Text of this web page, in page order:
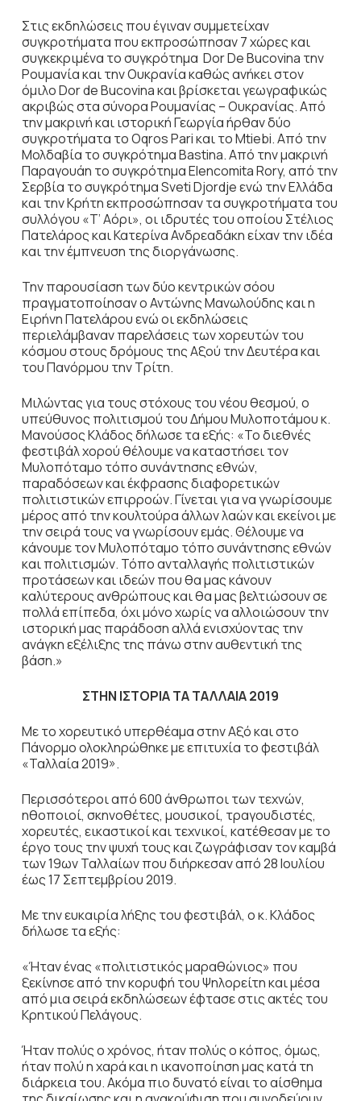
Στις εκδηλώσεις που έγιναν συμμετείχαν
συγκροτήματα που εκπροσώπησαν 7 χώρες και
συγκεκριμένα το συγκρότημα Dor De Bucovina την
Ρουμανία και την Ουκρανία καθώς ανήκει στον
όμιλο Dor de Bucovina και βρίσκεται γεωγραφικώς
ακριβώς στα σύνορα Ρουμανίας – Ουκρανίας. Από
την μακρινή και ιστορική Γεωργία ήρθαν δύο
συγκροτήματα το Oqros Pari και το Mtiebi. Από την
Μολδαβία το συγκρότημα Bastina. Από την μακρινή
Παραγουάη το συγκρότημα Elencomita Rory, από την
Σερβία το συγκρότημα Sveti Djordje ενώ την Ελλάδα
και την Κρήτη εκπροσώπησαν τα συγκροτήματα του
συλλόγου «Τ’ Αόρι», οι ιδρυτές του οποίου Στέλιος
Πατελάρος και Κατερίνα Ανδρεαδάκη είχαν την ιδέα
και την έμπνευση της διοργάνωσης.
Την παρουσίαση των δύο κεντρικών σόου
πραγματοποίησαν ο Αντώνης Μανωλούδης και η
Ειρήνη Πατελάρου ενώ οι εκδηλώσεις
περιελάμβαναν παρελάσεις των χορευτών του
κόσμου στους δρόμους της Αξού την Δευτέρα και
του Πανόρμου την Τρίτη.
Μιλώντας για τους στόχους του νέου θεσμού, ο
υπεύθυνος πολιτισμού του Δήμου Μυλοποτάμου κ.
Μανούσος Κλάδος δήλωσε τα εξής: «Το διεθνές
φεστιβάλ χορού θέλουμε να καταστήσει τον
Μυλοπόταμο τόπο συνάντησης εθνών,
παραδόσεων και έκφρασης διαφορετικών
πολιτιστικών επιρροών. Γίνεται για να γνωρίσουμε
μέρος από την κουλτούρα άλλων λαών και εκείνοι με
την σειρά τους να γνωρίσουν εμάς. Θέλουμε να
κάνουμε τον Μυλοπόταμο τόπο συνάντησης εθνών
και πολιτισμών. Τόπο ανταλλαγής πολιτιστικών
προτάσεων και ιδεών που θα μας κάνουν
καλύτερους ανθρώπους και θα μας βελτιώσουν σε
πολλά επίπεδα, όχι μόνο χωρίς να αλλοιώσουν την
ιστορική μας παράδοση αλλά ενισχύοντας την
ανάγκη εξέλιξης της πάνω στην αυθεντική της
βάση.»
ΣΤΗΝ ΙΣΤΟΡΙΑ ΤΑ ΤΑΛΛΑΙΑ 2019
Με το χορευτικό υπερθέαμα στην Αξό και στο
Πάνορμο ολοκληρώθηκε με επιτυχία το φεστιβάλ
«Ταλλαία 2019».
Περισσότεροι από 600 άνθρωποι των τεχνών,
ηθοποιοί, σκηνοθέτες, μουσικοί, τραγουδιστές,
χορευτές, εικαστικοί και τεχνικοί, κατέθεσαν με το
έργο τους την ψυχή τους και ζωγράφισαν τον καμβά
των 19ων Ταλλαίων που διήρκεσαν από 28 Ιουλίου
έως 17 Σεπτεμβρίου 2019.
Με την ευκαιρία λήξης του φεστιβάλ, ο κ. Κλάδος
δήλωσε τα εξής:
«Ήταν ένας «πολιτιστικός μαραθώνιος» που
ξεκίνησε από την κορυφή του Ψηλορείτη και μέσα
από μια σειρά εκδηλώσεων έφτασε στις ακτές του
Κρητικού Πελάγους.
Ήταν πολύς ο χρόνος, ήταν πολύς ο κόπος, όμως,
ήταν πολύ η χαρά και η ικανοποίηση μας κατά τη
διάρκεια του. Ακόμα πιο δυνατό είναι το αίσθημα